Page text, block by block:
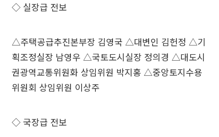
◇ 실장급 전보
△주택공급추진본부장 김영국 △대변인 김헌정 △기
획조정실장 남영우 △국토도시실장 정의경 △대도시
권광역교통위원화 상임위원 박지홍 △중앙토지수용
위원회 상임위원 이상주
◇ 국장급 전보